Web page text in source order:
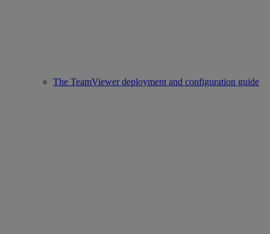
The TeamViewer deployment and configuration guide